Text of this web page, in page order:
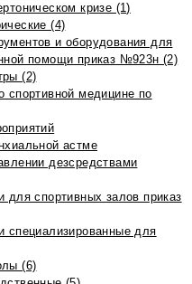
кризе (1)
(4)
и оборудования для
помощи приказ №923н (2)
(2)
спортивной медицине по
астме
дезсредствами
для спортивных залов приказ
специализированные для
(6)